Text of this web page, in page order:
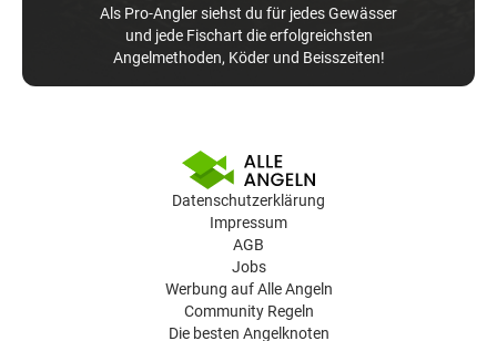
Als Pro-Angler siehst du für jedes Gewässer
und jede Fischart die erfolgreichsten
Angelmethoden, Köder und Beisszeiten!
Datenschutzerklärung
Impressum
AGB
Jobs
Werbung auf Alle Angeln
Community Regeln
Die besten Angelknoten